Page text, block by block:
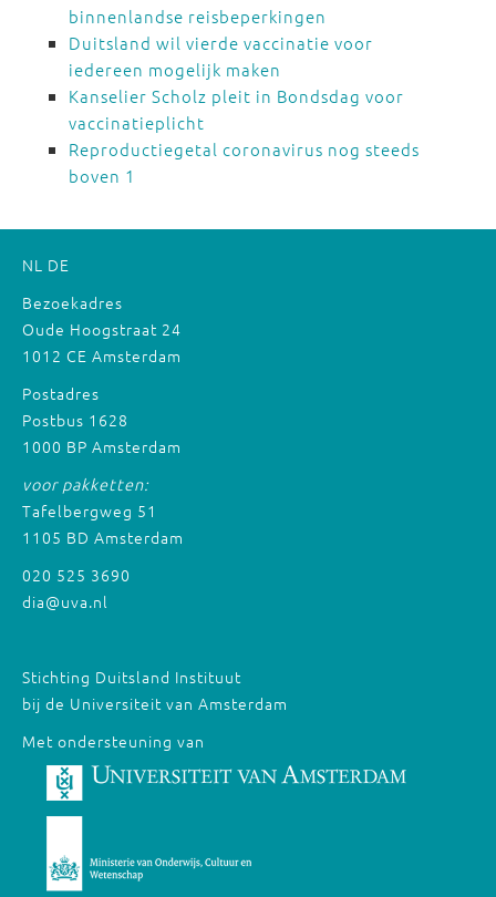
binnenlandse reisbeperkingen
Duitsland wil vierde vaccinatie voor
iedereen mogelijk maken
Kanselier Scholz pleit in Bondsdag voor
vaccinatieplicht
Reproductiegetal coronavirus nog steeds
boven 1
NL DE
Bezoekadres
Oude Hoogstraat 24
1012 CE Amsterdam
Postadres
Postbus 1628
1000 BP Amsterdam
voor pakketten:
Tafelbergweg 51
1105 BD Amsterdam
020 525 3690
dia@uva.nl
Stichting Duitsland Instituut
bij de Universiteit van Amsterdam
Met ondersteuning van